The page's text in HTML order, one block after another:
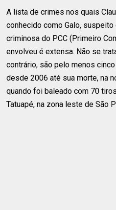
A lista de crimes nos quais
conhecido como Galo,
criminosa do PCC (Primeiro
envolveu é extensa. Não se
contrário, são pelo menos
desde 2006 até sua morte, na
quando foi baleado com 70
Tatuapé, na zona leste de São